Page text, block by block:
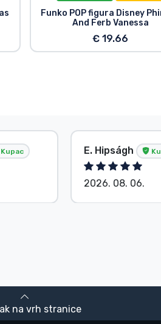
Funko POP figura Disney
And Ferb Vanessa
€ 19.66
Kupac E. Hipságh
2026. 08. 06.
na vrh stranice